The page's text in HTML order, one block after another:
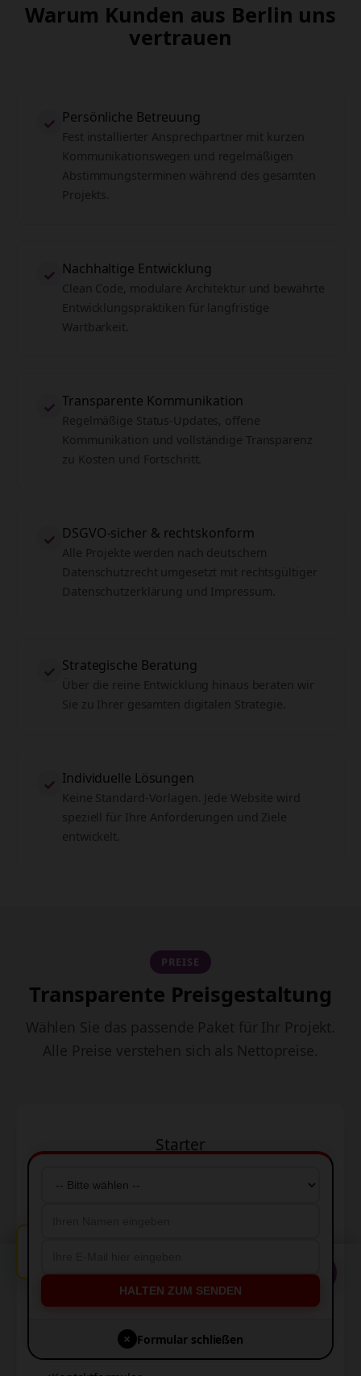
HALTEN ZUM SENDEN
× Formular schließen
Warum Kunden aus Berlin uns
vertrauen
✓ Persönliche Betreuung
Fest installierter Ansprechpartner mit kurzen
Kommunikationswegen und regelmäßigen
Abstimmungsterminen während des gesamten
Projekts.
✓ Nachhaltige Entwicklung
Clean Code, modulare Architektur und bewährte
Entwicklungspraktiken für langfristige
Wartbarkeit.
✓ Transparente Kommunikation
Regelmäßige Status-Updates, offene
Kommunikation und vollständige Transparenz
zu Kosten und Fortschritt.
✓ DSGVO-sicher & rechtskonform
Alle Projekte werden nach deutschem
Datenschutzrecht umgesetzt mit rechtsgültiger
Datenschutzerklärung und Impressum.
✓ Strategische Beratung
Über die reine Entwicklung hinaus beraten wir
Sie zu Ihrer gesamten digitalen Strategie.
✓ Individuelle Lösungen
Keine Standard-Vorlagen. Jede Website wird
speziell für Ihre Anforderungen und Ziele
entwickelt.
PREISE
Transparente Preisgestaltung
Wählen Sie das passende Paket für Ihr Projekt.
Alle Preise verstehen sich als Nettopreise.
Starter
999 €
5-Seitige Website
Responsives Design
bestmögliche Erfahrung zu bieten.
Ablehnen
💬